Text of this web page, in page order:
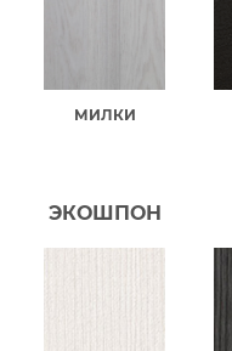
МИЛКИ
ЭКОШПОН